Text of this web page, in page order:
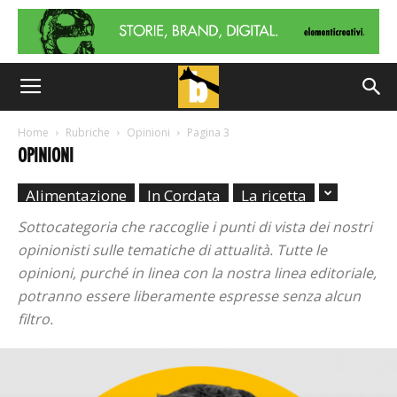
Home Rubriche Opinioni Pagina 3
OPINIONI
Alimentazione In Cordata La ricetta
Sottocategoria che raccoglie i punti di vista dei nostri
opinionisti sulle tematiche di attualità. Tutte le
opinioni, purché in linea con la nostra linea editoriale,
potranno essere liberamente espresse senza alcun
filtro.